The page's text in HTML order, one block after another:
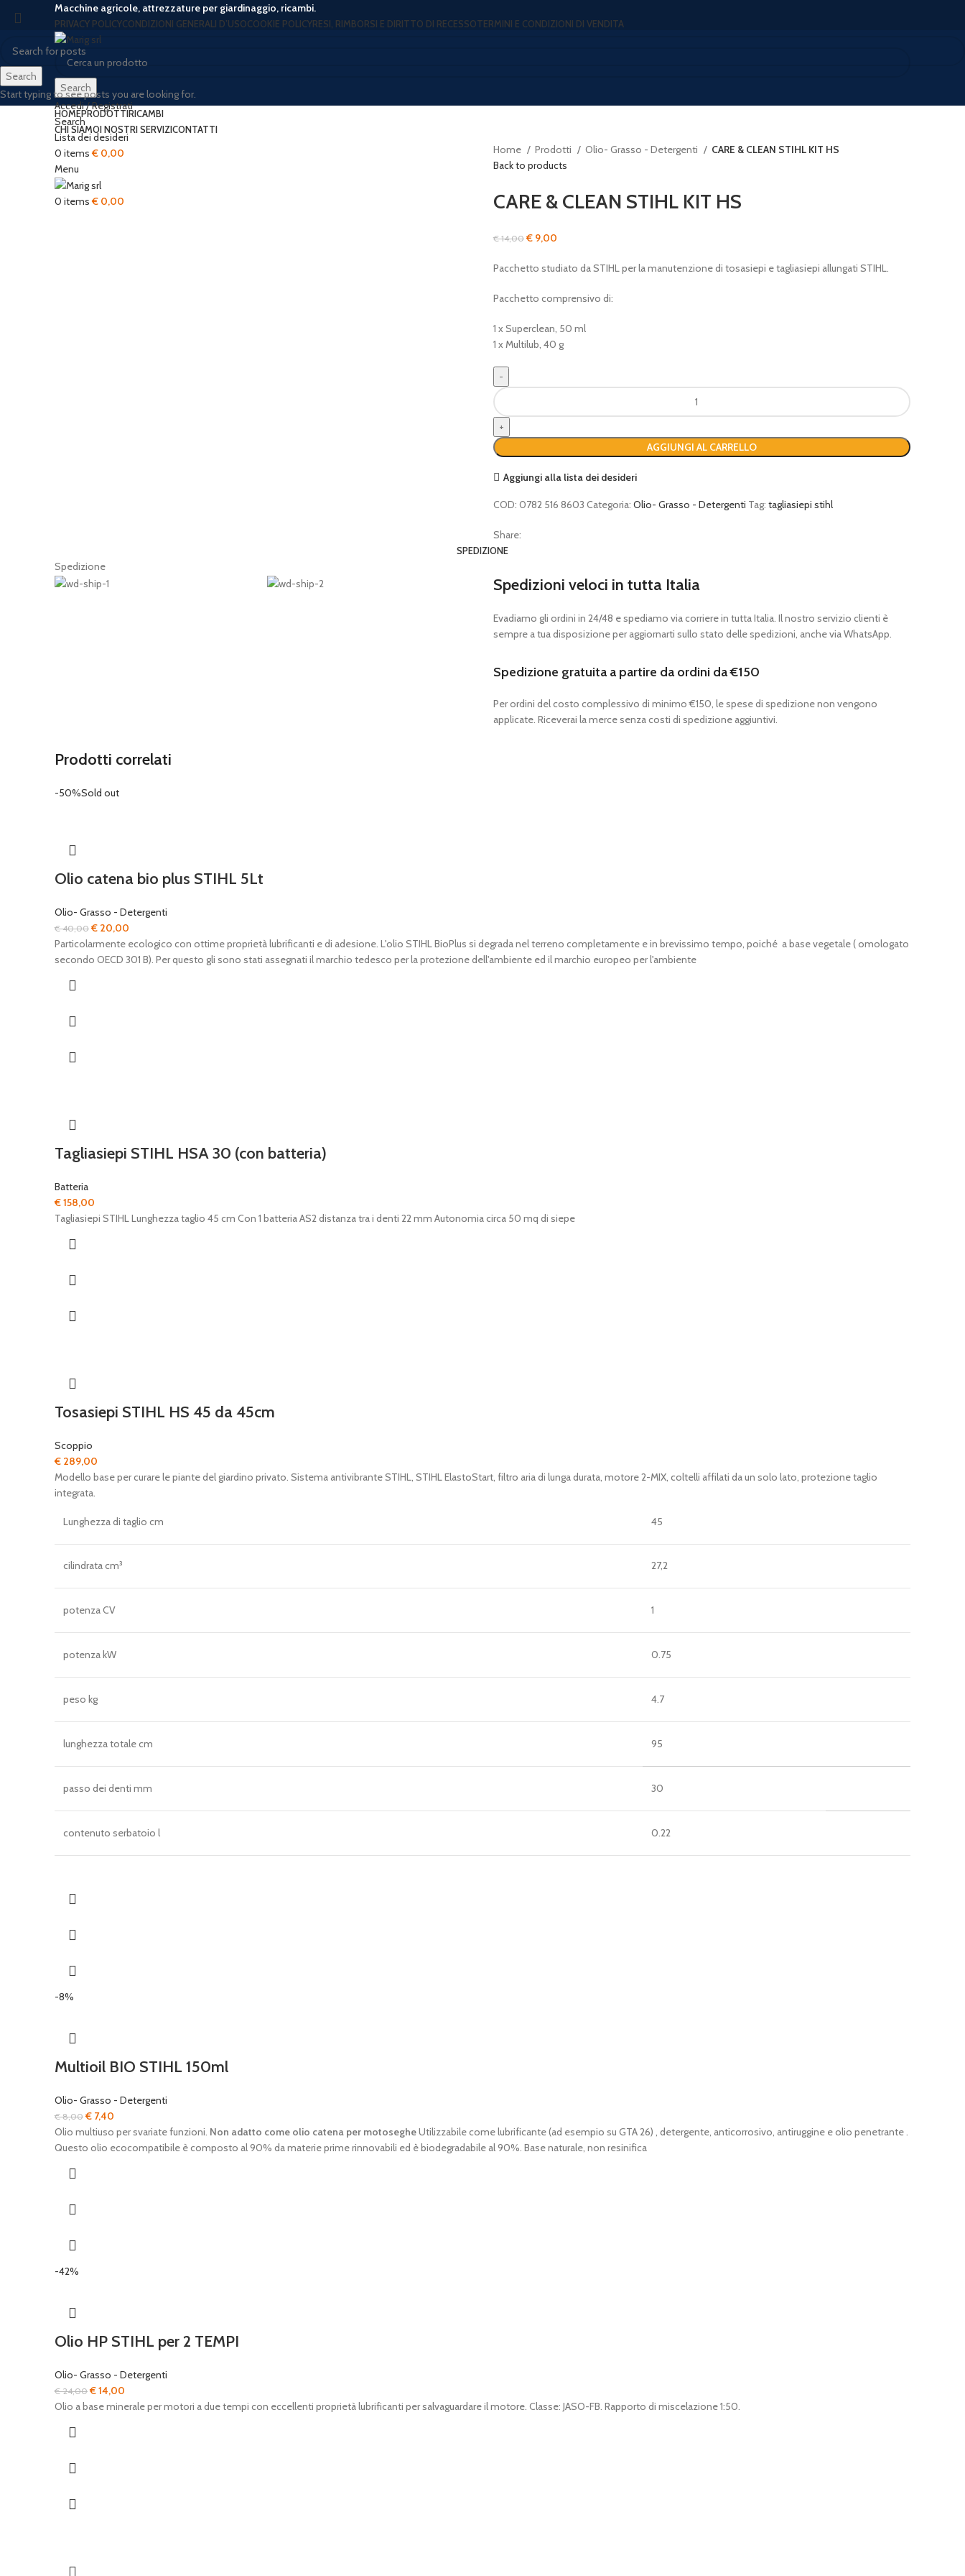
Macchine agricole, attrezzature per giardinaggio, ricambi.
PRIVACY POLICYCONDIZIONI GENERALI D’USOCOOKIE POLICYRESI, RIMBORSI E DIRITTO DI RECESSOTERMINI E CONDIZIONI DI VENDITA
Search
Accedi / Registrati
Search
Lista dei desideri
0 items € 0,00
Menu
0 items € 0,00
HOMEPRODOTTIRICAMBI
CHI SIAMOI NOSTRI SERVIZICONTATTI
Home Prodotti Olio- Grasso - Detergenti
CARE & CLEAN STIHL KIT HS
Back to products
CARE & CLEAN STIHL KIT HS
€14,00Il
originale
€ 14,00.
€ 9,00
attuale
€ 9,00.
Pacchetto studiato da STIHL per la manutenzione di tosasiepi e tagliasiepi allungati STIHL.
Pacchetto comprensivo di:
1 x Superclean, 50 ml
1 x Multilub, 40 g
CARE
&
CLEAN
STIHL
KIT
HS
AGGIUNGI AL CARRELLO
Aggiungi alla lista dei desideri
COD: 0782 516 8603 Categoria: Olio- Grasso - Detergenti Tag: tagliasiepi stihl
Share:
SPEDIZIONE
Spedizione
Spedizioni veloci in tutta Italia
Evadiamo gli ordini in 24/48 e spediamo via corriere in tutta Italia. Il nostro servizio clienti è
sempre a tua disposizione per aggiornarti sullo stato delle spedizioni, anche via WhatsApp.
Spedizione gratuita a partire da ordini da €150
Per ordini del costo complessivo di minimo €150, le spese di spedizione non vengono
applicate. Riceverai la merce senza costi di spedizione aggiuntivi.
Prodotti correlati
-50%Sold out
Olio catena bio plus STIHL 5Lt
Olio- Grasso - Detergenti
€40,00Il
prezzo
originale
€ 20,00
prezzo
attuale
Particolarmente ecologico con ottime proprietà lubrificanti e di adesione. L'olio STIHL BioPlus si degrada nel terreno completamente e in brevissimo tempo, poiché a base vegetale ( omologato
secondo OECD 301 B). Per questo gli sono stati assegnati il marchio tedesco per la protezione dell'ambiente ed il marchio europeo per l'ambiente
Tagliasiepi STIHL HSA 30 (con batteria)
Batteria
€158,00
Tagliasiepi STIHL Lunghezza taglio 45 cm Con 1 batteria AS2 distanza tra i denti 22 mm Autonomia circa 50 mq di siepe
Tosasiepi STIHL HS 45 da 45cm
Scoppio
€ 289,00
Modello base per curare le piante del giardino privato. Sistema antivibrante STIHL, STIHL ElastoStart, filtro aria di lunga durata, motore 2-MIX, coltelli affilati da un solo lato, protezione taglio
integrata.
Lunghezza di taglio cm 45
cilindrata cm³ 27,2
potenza CV 1
potenza kW 0.75
peso kg 4.7
lunghezza totale cm 95
passo dei denti mm 30
contenuto serbatoio l 0.22
-8%
Multioil BIO STIHL 150ml
Olio- Grasso - Detergenti
€8,00Il
prezzo
originale
€ 7,40
prezzo
attuale
Olio multiuso per svariate funzioni. Non adatto come olio catena per motosegheUtilizzabile come lubrificante (ad esempio su GTA 26) , detergente, anticorrosivo, antiruggine e olio penetrante .
Questo olio ecocompatibile è composto al 90% da materie prime rinnovabili ed è biodegradabile al 90%. Base naturale, non resinifica
-42%
Olio HP STIHL per 2 TEMPI
Olio- Grasso - Detergenti
€24,00Il
prezzo
€14,00
prezzo
Olio a base minerale per motori a due tempi con eccellenti proprietà lubrificanti per salvaguardare il motore. Classe: JASO-FB. Rapporto di miscelazione 1:50.
Search
Start typing to see posts you are looking for.